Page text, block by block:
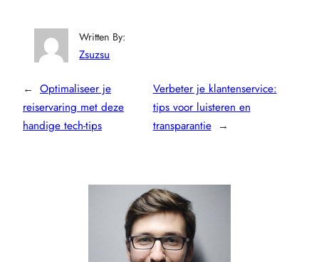
Written By:
Zsuzsu
← Optimaliseer je
reiservaring met deze
handige tech-tips
Verbeter je klantenservice:
tips voor luisteren en
transparantie →